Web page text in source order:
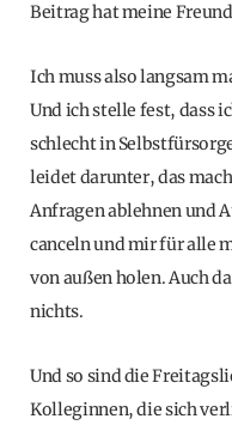
Beitrag hat meine
Ich muss also langsam
Und ich stelle fest, dass
schlecht in
leidet darunter, das
Anfragen ablehnen und
canceln und mir für alle
von außen holen. Auch
nichts.
Und so sind die
Kolleginnen, die sich